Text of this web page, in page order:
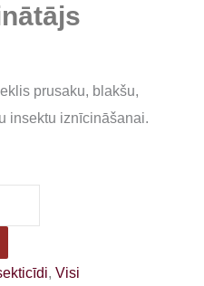
prusaku, blakšu,
insektu iznīcināšanai.
, Visi